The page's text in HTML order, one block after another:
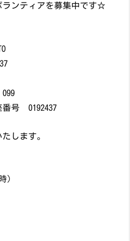
ランティアを募集中です☆
号 0192437
します。
）